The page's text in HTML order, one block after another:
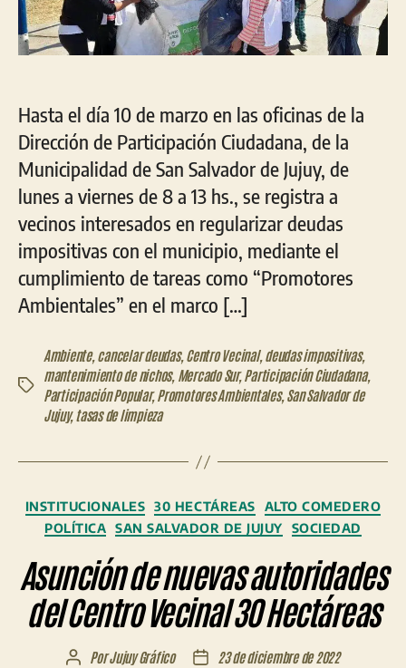
Hasta el día 10 de marzo en las oficinas de la
Dirección de Participación Ciudadana, de la
Municipalidad de San Salvador de Jujuy, de
lunes a viernes de 8 a 13 hs., se registra a
vecinos interesados en regularizar deudas
impositivas con el municipio, mediante el
cumplimiento de tareas como “Promotores
Ambientales” en el marco […]
Etiquetas
Ambiente, cancelar deudas, Centro Vecinal, deudas impositivas,
mantenimiento de nichos, Mercado Sur,Participación Ciudadana,
Participación Popular,Promotores Ambientales, San Salvador de
Jujuy,tasas de limpieza
Categorías
INSTITUCIONALES 30 HECTÁREAS
ALTO COMEDERO
POLÍTICA SAN SALVADOR DE JUJUY SOCIEDAD
Asunción de nuevas autoridades
del Centro Vecinal 30 Hectáreas
AutorPorJujuy Gráfico
Fecha23 de diciembre de 2022